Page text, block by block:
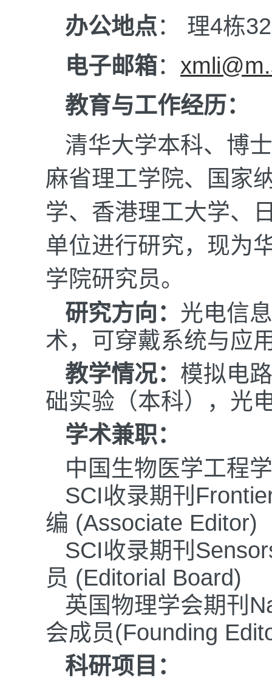
办公地点： 理4栋
电子邮箱：
教育与工作经历：
清华大学本科、博
麻省理工学院、国家
学、香港理工大学、
单位进行研究，现为
学院研究员。
研究方向： 光电信
术，可穿戴系统与应
教学情况： 模拟电
础实验（本科），光
学术兼职：
中国生物医
SCI收录期刊
编 (Associate Editor)
SCI收录期
员 (Editorial Board)
英国物理学会期
会成员(Founding
科研项目：